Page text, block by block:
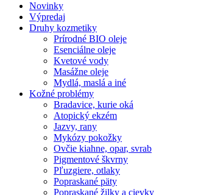
Novinky
Výpredaj
Druhy kozmetiky
Prírodné BIO oleje
Esenciálne oleje
Kvetové vody
Masážne oleje
Mydlá, maslá a iné
Kožné problémy
Bradavice, kurie oká
Atopický ekzém
Jazvy, rany
Mykózy pokožky
Ovčie kiahne, opar, svrab
Pigmentové škvrny
Pľuzgiere, otlaky
Popraskané päty
Popraskané žilky a cievky